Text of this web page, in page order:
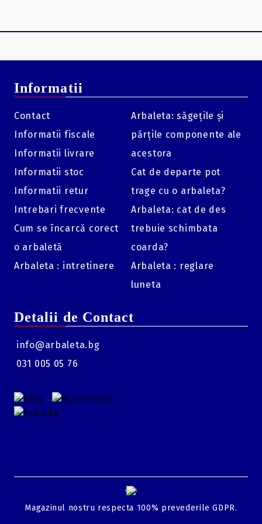
Informatii
Contact
Informatii fiscale
Informatii livrare
Informatii stoc
Informatii retur
Intrebari frecvente
Cum se încarcă corect
o arbaletă
Arbaleta : intretinere
Arbaleta: săgețile și
părțile componente ale
acestora
Cat de departe pot
trage cu o arbaleta?
Arbaleta: cat de des
trebuie schimbata
coarda?
Arbaleta : reglare
luneta
Detalii de Contact
info@arbaleta.bg
031 005 05 76
GDPR
Magazinul nostru respecta 100% prevederile GDPR.